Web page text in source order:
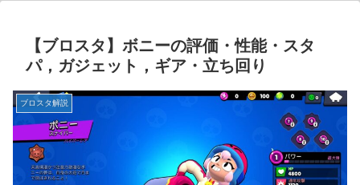
【ブロスタ】ボニーの評価・性能・スタ
パ，ガジェット，ギア・立ち回り
ブロスタ解説